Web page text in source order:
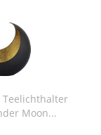
Teelichthalter